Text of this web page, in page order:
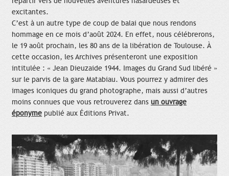
excitantes.
C’est à un autre type de coup de balai que nous rendons
hommage en ce mois d’août 2024. En effet, nous célébrerons,
le 19 août prochain, les 80 ans de la libération de Toulouse. À
cette occasion, les Archives présenteront une exposition
intitulée : « Jean Dieuzaide 1944. Images du Grand Sud libéré »
sur le parvis de la gare Matabiau. Vous pourrez y admirer des
images iconiques du grand photographe, mais aussi d’autres
moins connues que vous retrouverez dans un ouvrage
éponyme publié aux Éditions Privat.